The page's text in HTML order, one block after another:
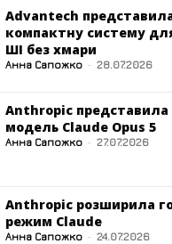
Advantech
компактну систему
ШІ без хмари
Анна Сапожко - 28.07.2026
Anthropic представила
модель Claude Opus 5
Анна Сапожко - 27.07.2026
Anthropic розширила
режим Claude
Анна Сапожко - 24.07.2026